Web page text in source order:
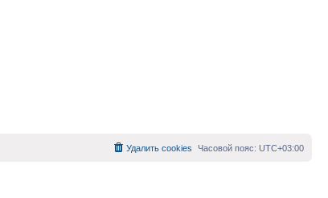
Часовой пояс: UTC+03:00
Удалить cookies